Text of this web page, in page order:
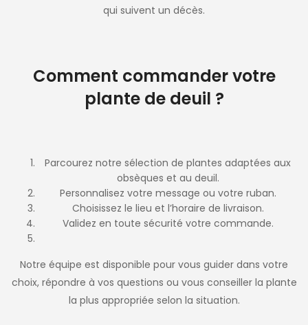
qui suivent un décès.
Comment commander votre
plante de deuil ?
Parcourez notre sélection de plantes adaptées aux
obsèques et au deuil.
Personnalisez votre message ou votre ruban.
Choisissez le lieu et l’horaire de livraison.
Validez en toute sécurité votre commande.
Notre équipe est disponible pour vous guider dans votre
choix, répondre à vos questions ou vous conseiller la plante
la plus appropriée selon la situation.